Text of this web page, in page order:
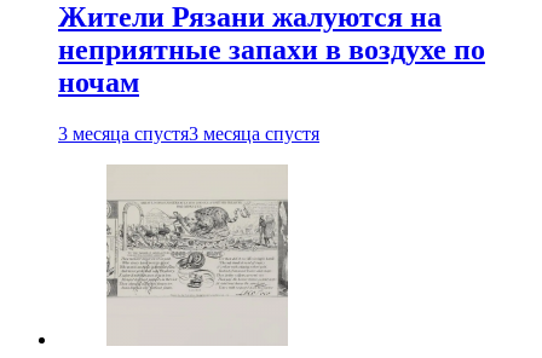
Жители Рязани жалуются на
неприятные запахи в воздухе по
ночам
3 месяца спустя3 месяца спустя